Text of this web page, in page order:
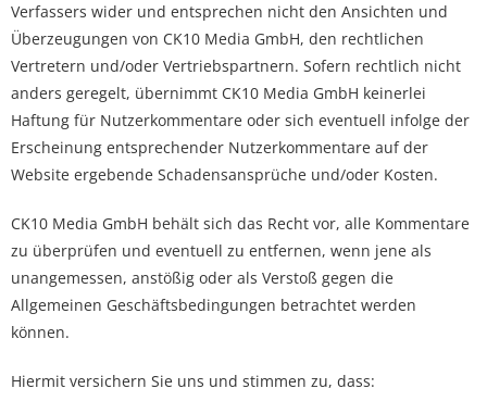
Verfassers wider und entsprechen nicht den Ansichten und
Überzeugungen von CK10 Media GmbH, den rechtlichen
Vertretern und/oder Vertriebspartnern. Sofern rechtlich nicht
anders geregelt, übernimmt CK10 Media GmbH keinerlei
Haftung für Nutzerkommentare oder sich eventuell infolge der
Erscheinung entsprechender Nutzerkommentare auf der
Website ergebende Schadensansprüche und/oder Kosten.
CK10 Media GmbH behält sich das Recht vor, alle Kommentare
zu überprüfen und eventuell zu entfernen, wenn jene als
unangemessen, anstößig oder als Verstoß gegen die
Allgemeinen Geschäftsbedingungen betrachtet werden
können.
Hiermit versichern Sie uns und stimmen zu, dass: